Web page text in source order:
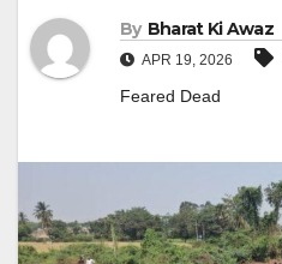
By Bharat Ki Awaz
APR 19, 2026
Feared Dead